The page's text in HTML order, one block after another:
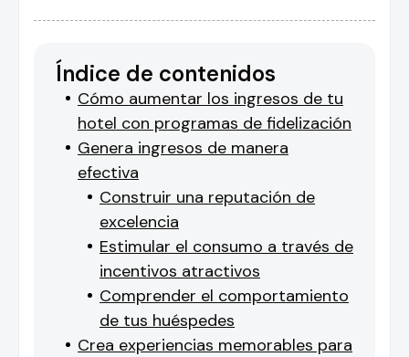
Índice de contenidos
Cómo aumentar los ingresos de tu
hotel con programas de fidelización
Genera ingresos de manera
efectiva
Construir una reputación de
excelencia
Estimular el consumo a través de
incentivos atractivos
Comprender el comportamiento
de tus huéspedes
Crea experiencias memorables para